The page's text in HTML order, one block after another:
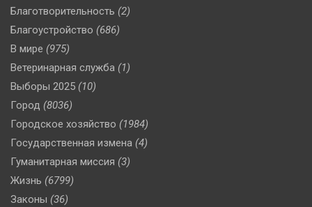
Благотворительность (2)
Благоустройство (686)
В мире (975)
Ветеринарная служба (1)
Выборы 2025 (10)
Город (8036)
Городское хозяйство (1984)
Государственная измена (4)
Гуманитарная миссия (3)
Жизнь (6799)
Законы (36)